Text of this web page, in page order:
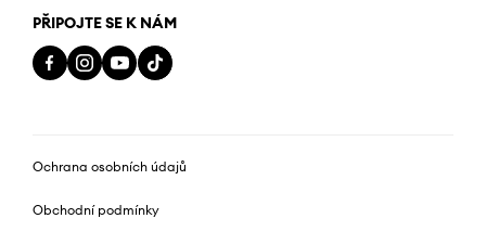
PŘIPOJTE SE K NÁM
Ochrana osobních údajů
Obchodní podmínky